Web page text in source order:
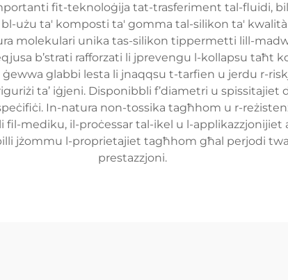
fit-teknoloġija tat-trasferiment tal-fluidi,
bl-użu ta' komposti ta' gomma tal-silikon ta'
molekulari unika tas-silikon tippermetti lill-
b’strati rafforzati li jprevengu l-kollapsu taħt
glabbi lesta li jnaqqsu t-tarfien u jerdu r-
ta’ iġjeni. Disponibbli f’diametri u
In-natura non-tossika tagħhom u r-
mediku, il-proċessar tal-ikel u l-applikazzjonijiet
jżommu l-proprietajiet tagħhom għal perjodi
prestazzjoni.